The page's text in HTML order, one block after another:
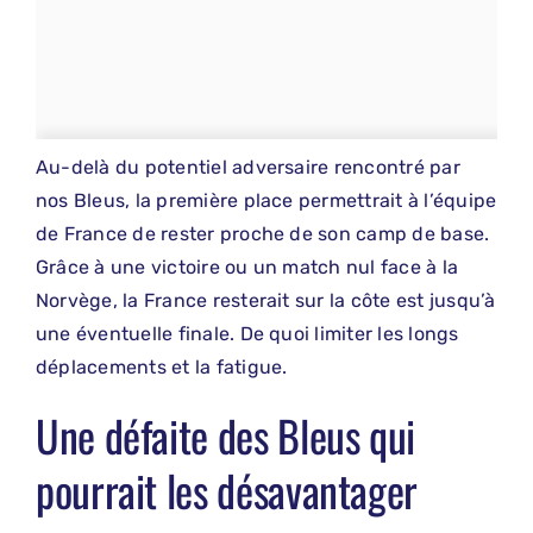
Au-delà du potentiel adversaire rencontré par
nos Bleus, la première place permettrait à l’équipe
de France de rester proche de son camp de base.
Grâce à une victoire ou un match nul face à la
Norvège, la France resterait sur la côte est jusqu’à
une éventuelle finale. De quoi limiter les longs
déplacements et la fatigue.
Une défaite des Bleus qui
pourrait les désavantager